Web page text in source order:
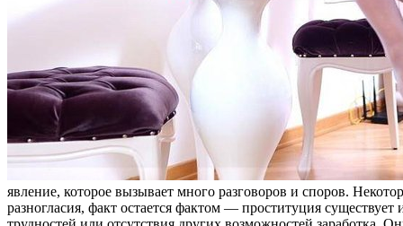
явление, которое вызывает много разговоров и споров.
разногласия, факт остается фактом — проституция